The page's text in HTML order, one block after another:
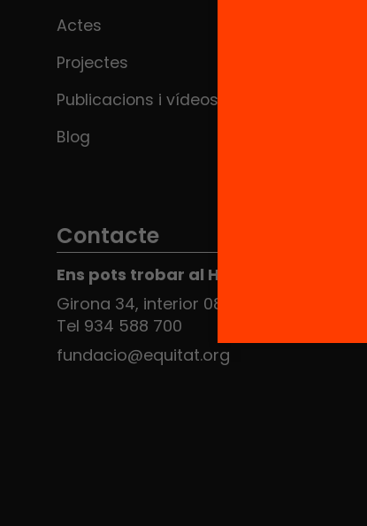
Actes
Projectes
Publicacions i vídeos
Blog
Contacte
Ens pots trobar al Hub Social
Girona 34, interior 08010 Barcelona
Tel 934 588 700
fundacio@equitat.org